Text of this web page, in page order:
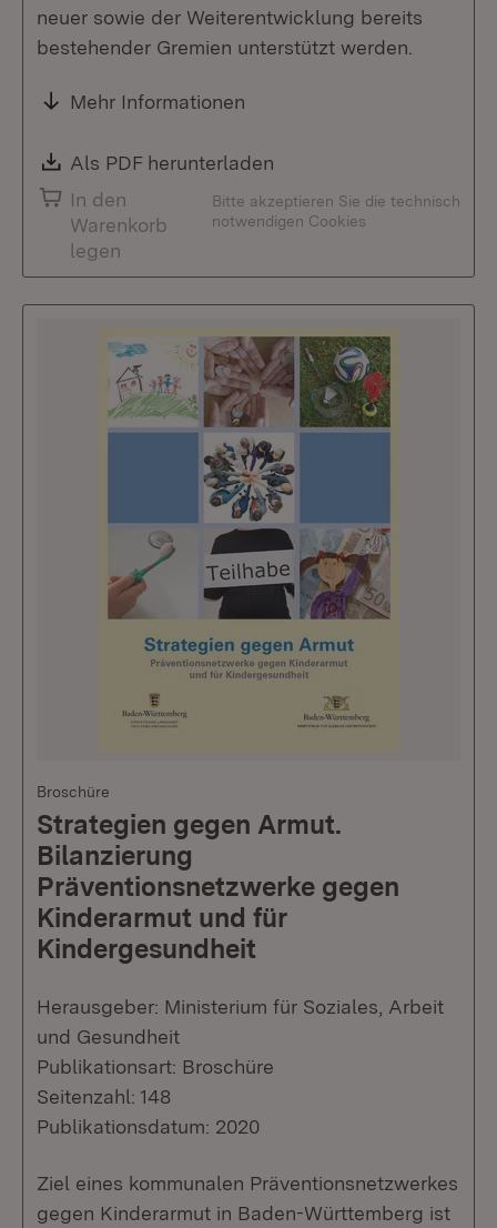
neuer sowie der Weiterentwicklung bereits
bestehender Gremien unterstützt werden.
Mehr Informationen
Download:
Als PDF herunterladen
In den
Warenkorb
legen
Bitte akzeptieren Sie die technisch
notwendigen Cookies
Broschüre
Strategien gegen Armut.
Bilanzierung
Präventionsnetzwerke gegen
Kinderarmut und für
Kindergesundheit
Herausgeber: Ministerium für Soziales, Arbeit
und Gesundheit
Publikationsart: Broschüre
Seitenzahl: 148
Publikationsdatum: 2020
Ziel eines kommunalen Präventionsnetzwerkes
gegen Kinderarmut in Baden-Württemberg ist